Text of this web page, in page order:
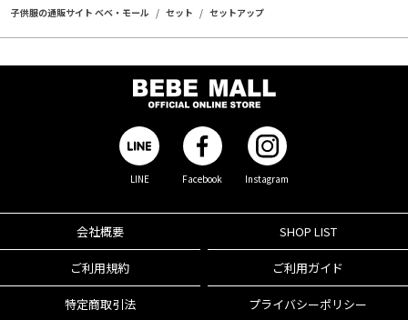
子供服の通販サイト ベベ・モール セット セットアップ
LINE Facebook Instagram
会社概要 SHOP LIST
ご利用規約 ご利用ガイド
特定商取引法 プライバシーポリシー